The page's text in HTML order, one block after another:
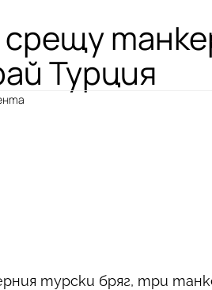
Турция
турски бряг, три